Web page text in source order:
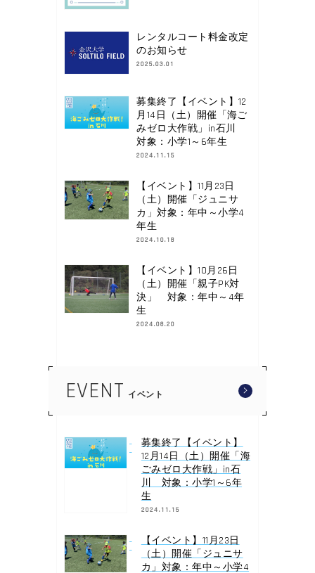
レンタルコート料金改定
のお知らせ
2025.03.01
募集終了【イベント】12
月14日（土）開催「海ご
みゼロ大作戦」in石川
対象：小学1～6年生
2024.11.15
【イベント】11月23日
（土）開催「ジュニサ
カ」対象：年中～小学4
年生
2024.10.18
【イベント】10月26日
（土）開催「親子PK対
決」 対象：年中～4年
生
2024.08.20
EVENT イベント
募集終了【イベント】
12月14日（土）開催「海
ごみゼロ大作戦」in石
川 対象：小学1～6年
生
2024.11.15
【イベント】11月23日
（土）開催「ジュニサ
カ」対象：年中～小学4